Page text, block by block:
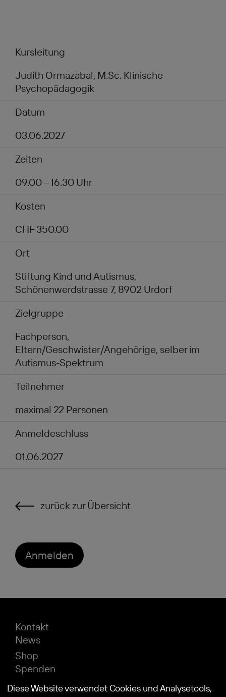
Kursleitung
Judith Ormazabal, M.Sc. Klinische
Psychopädagogik
Datum
03.06.2027
Zeiten
09.00 – 16.30 Uhr
Kosten
CHF 350.00
Ort
Stiftung Kind und Autismus,
Schönenwerdstrasse 7, 8902 Urdorf
Zielgruppe
Fachperson,
Eltern/Geschwister/Angehörige, selber im
Autismus-Spektrum
Teilnehmer
maximal 22 Personen
Anmeldeschluss
01.06.2027
zurück zur Übersicht
Anmelden
Kontakt
News
Shop
Spenden
Impressum
Diese Website verwendet Cookies und Analysetools,